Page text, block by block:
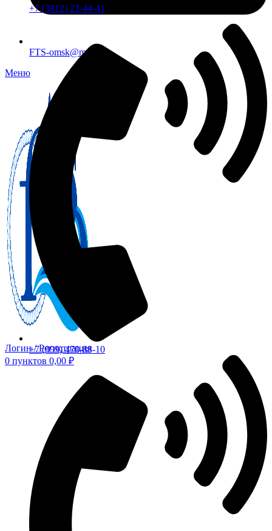
FTS-omsk@mail.ru
Меню
Логин / Регистрация
0 пунктов 0,00 ₽
+7 (3812) 23-44-41
+7 (999) 470-88-10